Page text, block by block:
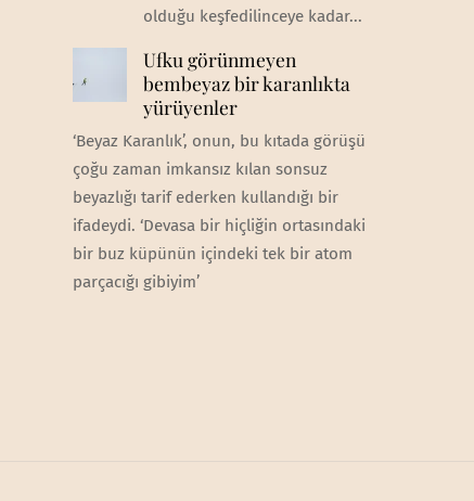
olduğu keşfedilinceye kadar...
Ufku görünmeyen
bembeyaz bir karanlıkta
yürüyenler
‘Beyaz Karanlık’, onun, bu kıtada görüşü
çoğu zaman imkansız kılan sonsuz
beyazlığı tarif ederken kullandığı bir
ifadeydi. ‘Devasa bir hiçliğin ortasındaki
bir buz küpünün içindeki tek bir atom
parçacığı gibiyim’